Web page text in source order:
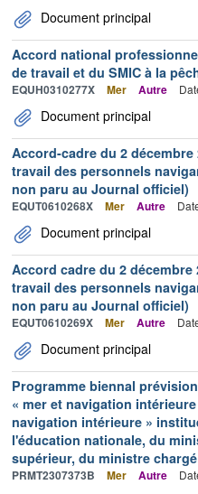
Document principal
Accord national
de travail et du SMIC à la
EQUH0310277X Mer Autre
Document principal
Accord-cadre du 2
travail des personnels
non paru au Journal officiel)
EQUT0610268X Mer Autre
Document principal
Accord cadre du 2
travail des personnels
non paru au Journal officiel)
EQUT0610269X Mer Autre
Document principal
Programme biennal
« mer et navigation
navigation intérieure »
l'éducation nationale, du
supérieur, du ministre
PRMT2307373B Mer Autre